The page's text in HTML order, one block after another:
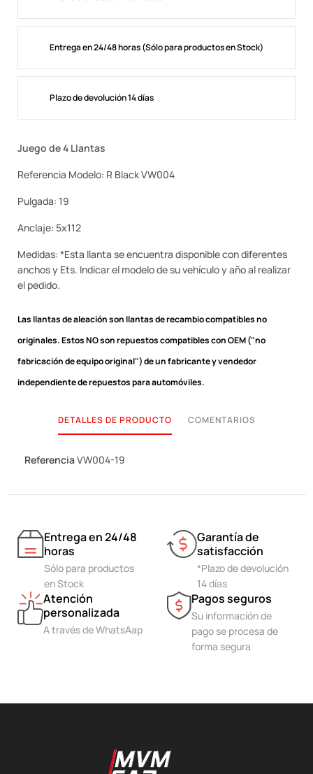
Entrega en 24/48 horas (Sólo para productos en Stock)
Plazo de devolución 14 días
Juego de 4 Llantas
Referencia Modelo: R Black VW004
Pulgada: 19
Anclaje: 5x112
Medidas: *Esta llanta se encuentra disponible con diferentes
anchos y Ets. Indicar el modelo de su vehículo y año al realizar
el pedido.
Las llantas de aleación son llantas de recambio compatibles no
originales.Estos NO son repuestos compatibles con OEM ("no
fabricación de equipo original") de un fabricante y vendedor
independiente de repuestos para automóviles.
DETALLES DE PRODUCTO COMENTARIOS
ReferenciaVW004-19
Entrega en 24/48
horas
Sólo para productos
en Stock
Garantía de
satisfacción
*Plazo de devolución
14 días
Atención
personalizada
A través de WhatsAap
Pagos seguros
Su información de
pago se procesa de
forma segura